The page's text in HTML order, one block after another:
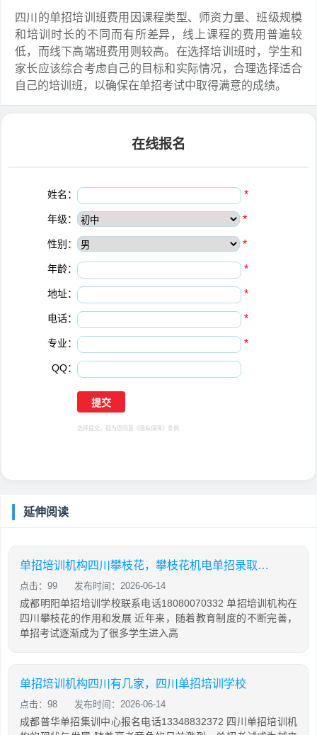
四川的单招培训班费用因课程类型、师资力量、班级规模
和培训时长的不同而有所差异，线上课程的费用普遍较
低，而线下高端班费用则较高。在选择培训班时，学生和
家长应该综合考虑自己的目标和实际情况，合理选择适合
自己的培训班，以确保在单招考试中取得满意的成绩。
在线报名
姓名： *
年级： *
性别： *
年龄： *
地址： *
电话： *
专业： *
QQ：
选择提交，视为您同意 《隐私保障》 条例
延伸阅读
单招培训机构四川攀枝花，攀枝花机电单招录取查询
点击：99 发布时间：2026-06-14
成都明阳单招培训学校联系电话18080070332 单招培训机构在
四川攀枝花的作用和发展 近年来，随着教育制度的不断完善，
单招考试逐渐成为了很多学生进入高
单招培训机构四川有几家，四川单招培训学校
点击：98 发布时间：2026-06-14
成都普华单招集训中心报名电话13348832372 四川单招培训机